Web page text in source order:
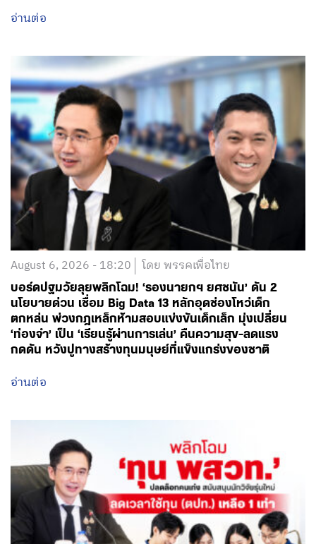
อ่านต่อ
August 6, 2026 - 18:20 โดย พรรคเพื่อไทย
บอร์ดปฐมวัยลุยพลิกโฉม! ‘รองนายกฯ ยศชนัน’ ดัน 2
นโยบายด่วน เชื่อม Big Data 13 หลักอุดช่องโหว่เด็ก
ตกหล่น พ่วงกฎเหล็กห้ามสอบแข่งขันเด็กเล็ก มุ่งเปลี่ยน
‘ท่องจำ’ เป็น ‘เรียนรู้ผ่านการเล่น’ คืนความสุข-ลดแรง
กดดัน หวังปูทางสร้างทุนมนุษย์ที่แข็งแกร่งของชาติ
อ่านต่อ